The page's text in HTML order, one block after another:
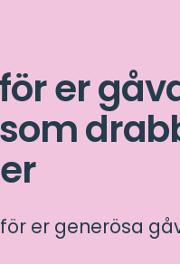
er
er generösa